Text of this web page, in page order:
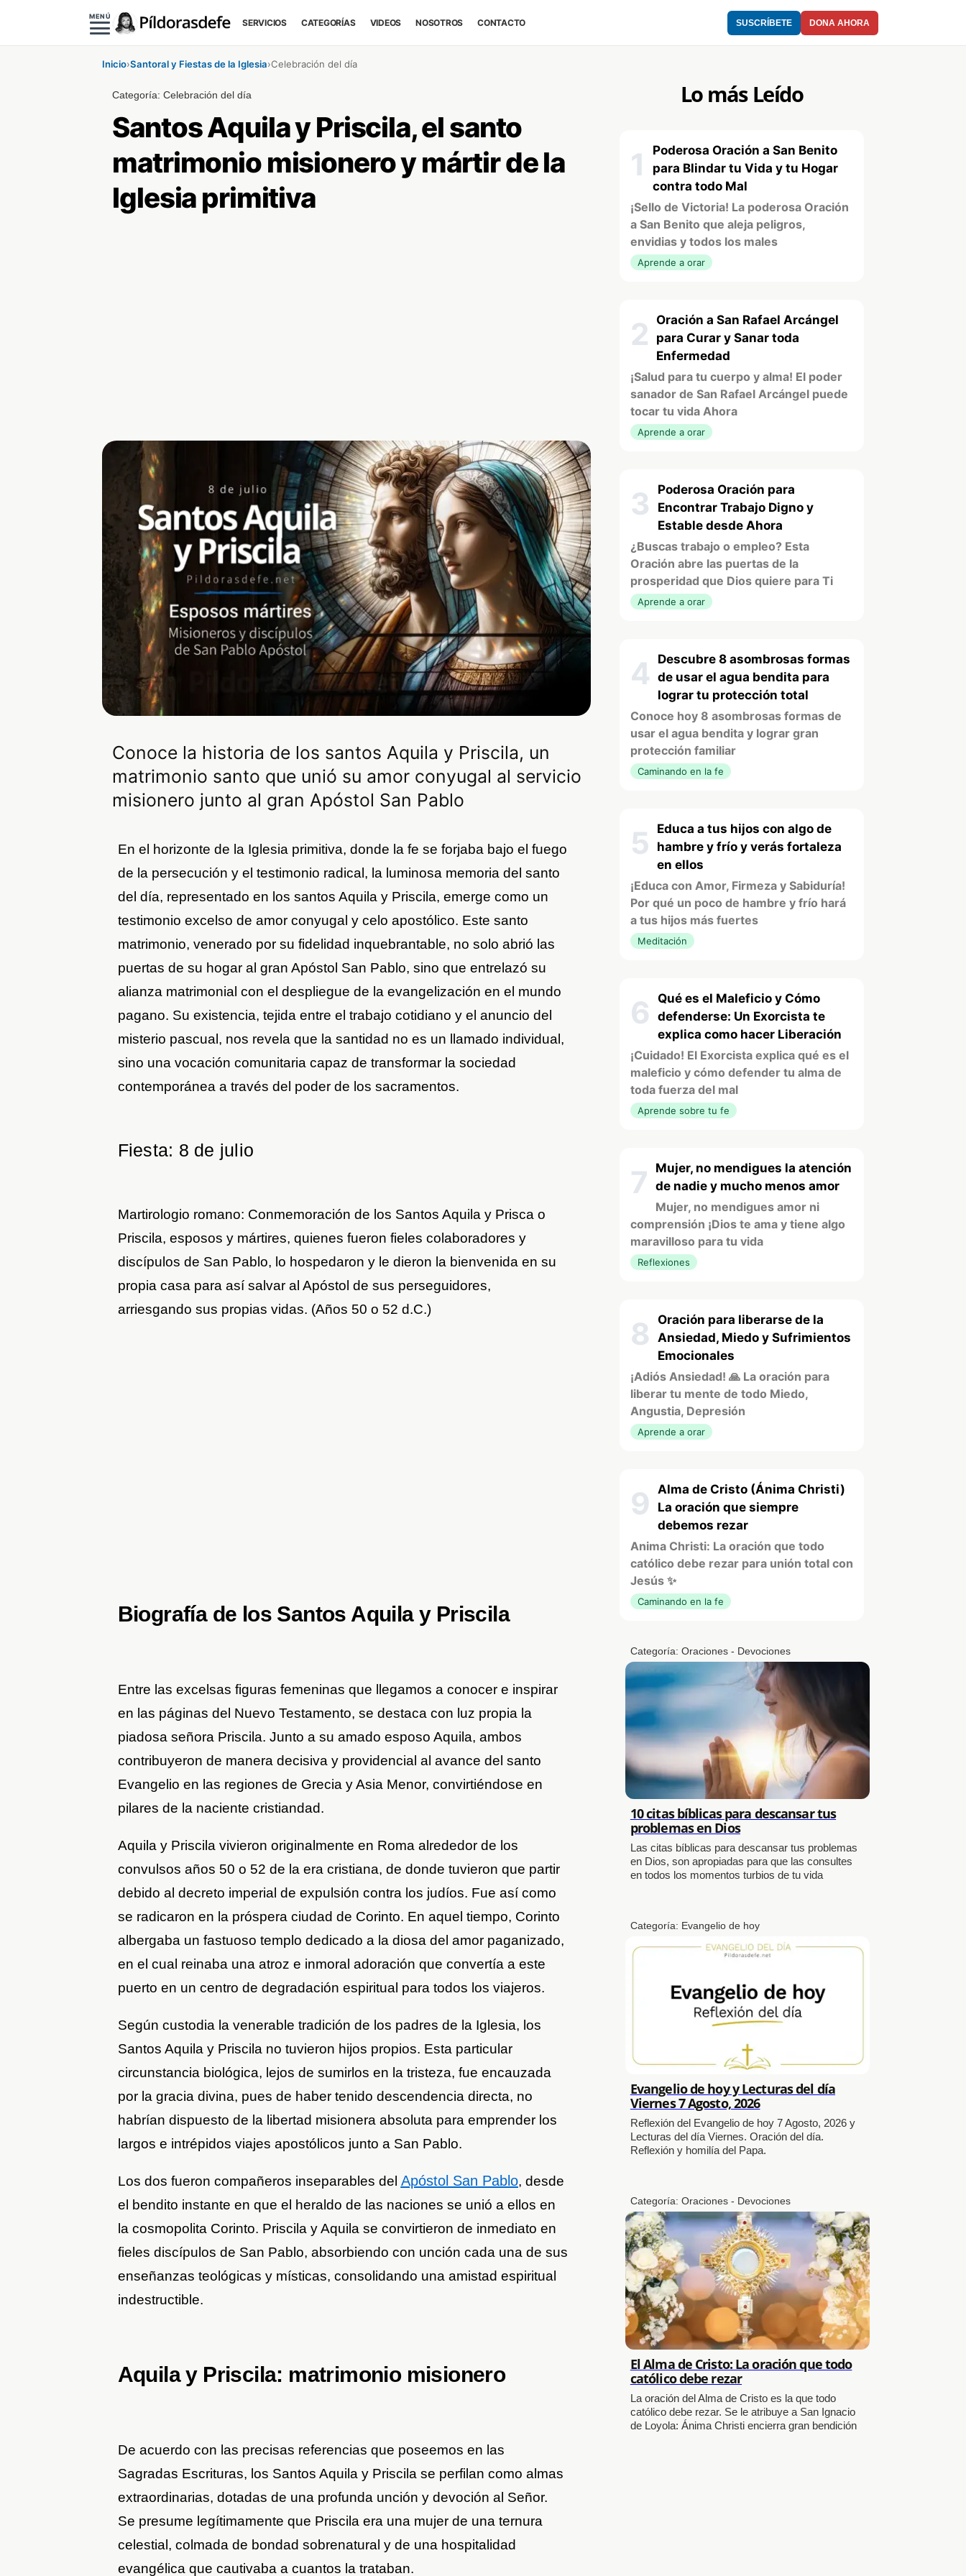
MENÚ
SERVICIOS CATEGORÍAS VIDEOS NOSOTROS CONTACTO SUSCRÍBETE DONA AHORA
Inicio›Santoral y Fiestas de la Iglesia›Celebración del día
Categoría:Celebración del día
Santos Aquila y Priscila, el santo
matrimonio misionero y mártir de la
Iglesia primitiva
Conoce la historia de los santos Aquila y Priscila, un
matrimonio santo que unió su amor conyugal al servicio
misionero junto al gran Apóstol San Pablo
En el horizonte de la Iglesia primitiva, donde la fe se forjaba bajo el fuego
de la persecución y el testimonio radical, la luminosa memoria del santo
del día, representado en los santos Aquila y Priscila, emerge como un
testimonio excelso de amor conyugal y celo apostólico. Este santo
matrimonio, venerado por su fidelidad inquebrantable, no solo abrió las
puertas de su hogar al gran Apóstol San Pablo, sino que entrelazó su
alianza matrimonial con el despliegue de la evangelización en el mundo
pagano. Su existencia, tejida entre el trabajo cotidiano y el anuncio del
misterio pascual, nos revela que la santidad no es un llamado individual,
sino una vocación comunitaria capaz de transformar la sociedad
contemporánea a través del poder de los sacramentos.
Fiesta: 8 de julio
Martirologio romano: Conmemoración de los Santos Aquila y Prisca o
Priscila, esposos y mártires, quienes fueron fieles colaboradores y
discípulos de San Pablo, lo hospedaron y le dieron la bienvenida en su
propia casa para así salvar al Apóstol de sus perseguidores,
arriesgando sus propias vidas. (Años 50 o 52 d.C.)
Biografía de los Santos Aquila y Priscila
Entre las excelsas figuras femeninas que llegamos a conocer e inspirar
en las páginas del Nuevo Testamento, se destaca con luz propia la
piadosa señora Priscila. Junto a su amado esposo Aquila, ambos
contribuyeron de manera decisiva y providencial al avance del santo
Evangelio en las regiones de Grecia y Asia Menor, convirtiéndose en
pilares de la naciente cristiandad.
Aquila y Priscila vivieron originalmente en Roma alrededor de los
convulsos años 50 o 52 de la era cristiana, de donde tuvieron que partir
debido al decreto imperial de expulsión contra los judíos. Fue así como
se radicaron en la próspera ciudad de Corinto. En aquel tiempo, Corinto
albergaba un fastuoso templo dedicado a la diosa del amor paganizado,
en el cual reinaba una atroz e inmoral adoración que convertía a este
puerto en un centro de degradación espiritual para todos los viajeros.
Según custodia la venerable tradición de los padres de la Iglesia, los
Santos Aquila y Priscila no tuvieron hijos propios. Esta particular
circunstancia biológica, lejos de sumirlos en la tristeza, fue encauzada
por la gracia divina, pues de haber tenido descendencia directa, no
habrían dispuesto de la libertad misionera absoluta para emprender los
largos e intrépidos viajes apostólicos junto a San Pablo.
Los dos fueron compañeros inseparables del Apóstol San Pablo, desde
el bendito instante en que el heraldo de las naciones se unió a ellos en
la cosmopolita Corinto. Priscila y Aquila se convirtieron de inmediato en
fieles discípulos de San Pablo, absorbiendo con unción cada una de sus
enseñanzas teológicas y místicas, consolidando una amistad espiritual
indestructible.
Aquila y Priscila: matrimonio misionero
De acuerdo con las precisas referencias que poseemos en las
Sagradas Escrituras, los Santos Aquila y Priscila se perfilan como almas
extraordinarias, dotadas de una profunda unción y devoción al Señor.
Se presume legítimamente que Priscila era una mujer de una ternura
celestial, colmada de bondad sobrenatural y de una hospitalidad
evangélica que cautivaba a cuantos la trataban.
Lo más Leído
1
Poderosa Oración a San Benito
para Blindar tu Vida y tu Hogar
contra todo Mal
¡Sello de Victoria! La poderosa Oración
a San Benito que aleja peligros,
envidias y todos los males
Aprende a orar
2 Oración a San Rafael Arcángel
para Curar y Sanar toda
Enfermedad
¡Salud para tu cuerpo y alma! El poder
sanador de San Rafael Arcángel puede
tocar tu vida Ahora
Aprende a orar
3
Poderosa Oración para
Encontrar Trabajo Digno y
Estable desde Ahora
¿Buscas trabajo o empleo? Esta
Oración abre las puertas de la
prosperidad que Dios quiere para Ti
Aprende a orar
4
Descubre 8 asombrosas formas
de usar el agua bendita para
lograr tu protección total
Conoce hoy 8 asombrosas formas de
usar el agua bendita y lograr gran
protección familiar
Caminando en la fe
5
Educa a tus hijos con algo de
hambre y frío y verás fortaleza
en ellos
¡Educa con Amor, Firmeza y Sabiduría!
Por qué un poco de hambre y frío hará
a tus hijos más fuertes
Meditación
6
Qué es el Maleficio y Cómo
defenderse: Un Exorcista te
explica como hacer Liberación
¡Cuidado! El Exorcista explica qué es el
maleficio y cómo defender tu alma de
toda fuerza del mal
Aprende sobre tu fe
7
Mujer, no mendigues la atención
de nadie y mucho menos amor
Mujer, no mendigues amor ni
comprensión ¡Dios te ama y tiene algo
maravilloso para tu vida
Reflexiones
8
Oración para liberarse de la
Ansiedad, Miedo y Sufrimientos
Emocionales
¡Adiós Ansiedad! 🙏 La oración para
liberar tu mente de todo Miedo,
Angustia, Depresión
Aprende a orar
9
Alma de Cristo (Ánima Christi)
La oración que siempre
debemos rezar
Anima Christi: La oración que todo
católico debe rezar para unión total con
Jesús ✨
Caminando en la fe
Categoría: Oraciones - Devociones
10 citas bíblicas para descansar tus
problemas en Dios
Las citas bíblicas para descansar tus problemas
en Dios, son apropiadas para que las consultes
en todos los momentos turbios de tu vida
Categoría: Evangelio de hoy
Evangelio de hoy y Lecturas del día
Viernes 7 Agosto, 2026
Reflexión del Evangelio de hoy 7 Agosto, 2026 y
Lecturas del día Viernes. Oración del día.
Reflexión y homilía del Papa.
Categoría: Oraciones - Devociones
El Alma de Cristo: La oración que todo
católico debe rezar
La oración del Alma de Cristo es la que todo
católico debe rezar. Se le atribuye a San Ignacio
de Loyola: Ánima Christi encierra gran bendición